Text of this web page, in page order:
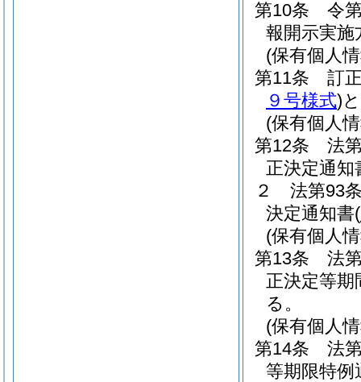
第10条
令
報開示実施
(保有個人
第11条
訂
９号様式)
(保有個人
第12条
法
正決定通知
２
法第93
決定通知書(
(保有個人
第13条
法
正決定等期
る。
(保有個人
第14条
法
等期限特例